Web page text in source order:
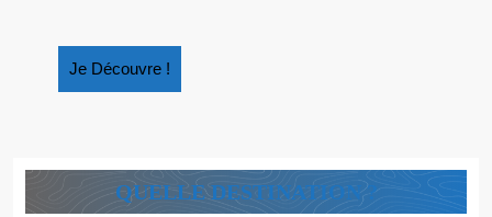
Je Découvre !
Découvre
QUELLE DESTINATION ?